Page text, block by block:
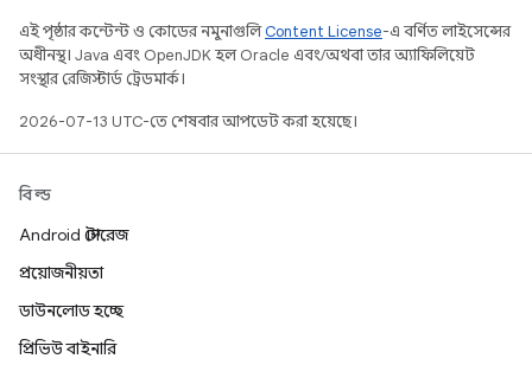
এই পৃষ্ঠার কন্টেন্ট ও কোডের নমুনাগুলিContent License-এ বর্ণিত লাইসেন্সের
অধীনস্থ। Java এবং OpenJDK হল Oracle এবং/অথবা তার অ্যাফিলিয়েট
সংস্থার রেজিস্টার্ড ট্রেডমার্ক।
2026-07-13 UTC-তে শেষবার আপডেট করা হয়েছে।
বিল্ড
Android স্টোরেজ
প্রয়োজনীয়তা
ডাউনলোড হচ্ছে
প্রিভিউ বাইনারি